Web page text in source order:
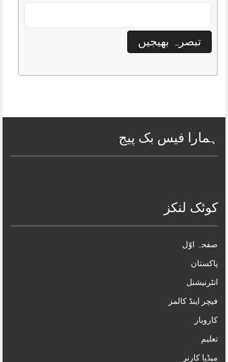
ہمارا فیس بک پیج
کوئک لنکز
صفحہ اوّل
پاکستان
انٹرنیشنل
فیچر اینڈ کالمز
کاروبار
تعلیم
میڈیا کارنر